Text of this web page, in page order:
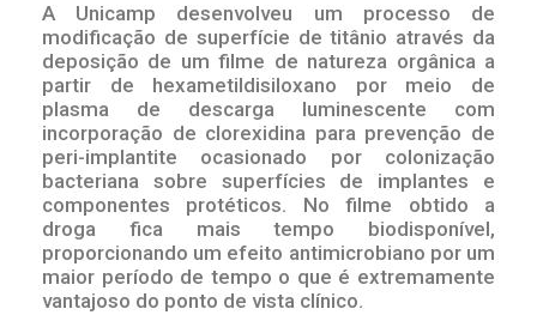
A Unicamp desenvolveu um processo de
modificação de superfície de titânio através da
deposição de um filme de natureza orgânica a
partir de hexametildisiloxano por meio de
plasma de descarga luminescente com
incorporação de clorexidina para prevenção de
peri-implantite ocasionado por colonização
bacteriana sobre superfícies de implantes e
componentes protéticos. No filme obtido a
droga fica mais tempo biodisponível,
proporcionando um efeito antimicrobiano por um
maior período de tempo o que é extremamente
vantajoso do ponto de vista clínico.